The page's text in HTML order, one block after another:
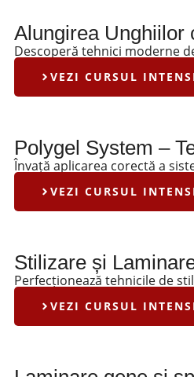
Alungirea Unghiilor
Descoperă tehnici moderne
VEZI CURSUL
Polygel System –
Învață aplicarea corectă a
VEZI CURSUL
Stilizare și
Perfecționează tehnicile de
VEZI CURSUL